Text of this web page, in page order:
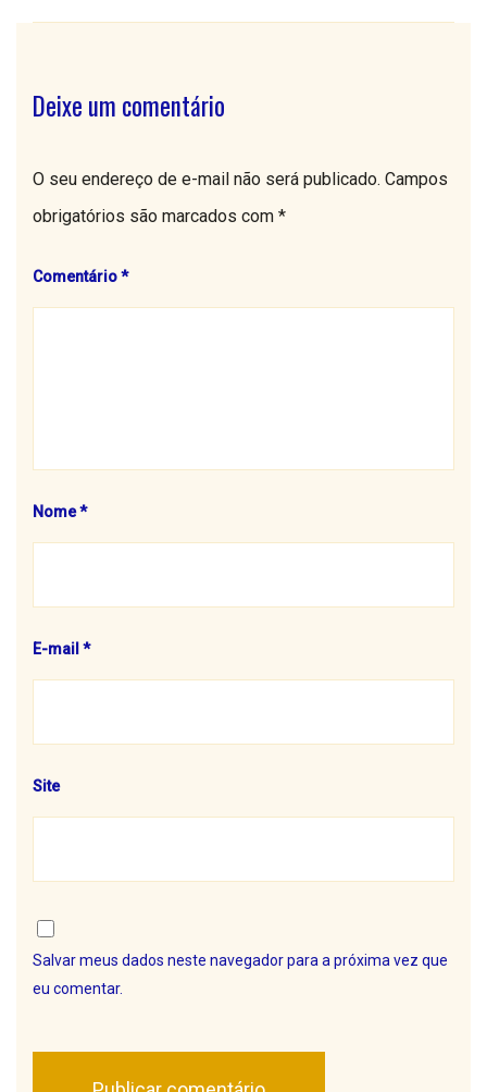
Deixe um comentário
O seu endereço de e-mail não será publicado. Campos
obrigatórios são marcados com *
Comentário*
Nome*
E-mail *
Site
Salvar meus dados neste navegador para a próxima vez que
eu comentar.